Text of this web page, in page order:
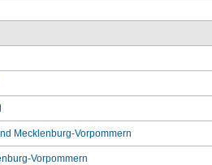
Mecklenburg-Vorpommern
Vorpommern